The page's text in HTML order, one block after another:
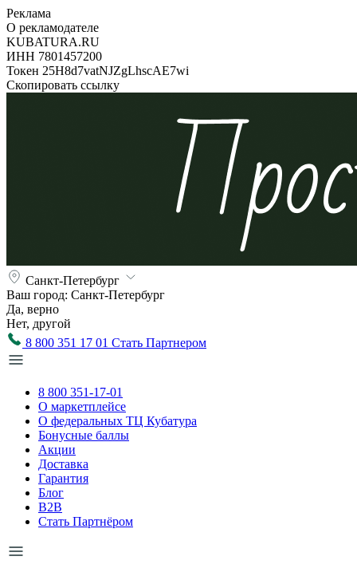
Реклама
О рекламодателе
KUBATURA.RU
ИНН 7801457200
Токен 25H8d7vatNJZgLhscAE7wi
Скопировать ссылку
Санкт-Петербург
Ваш город: Санкт-Петербург
Да, верно
Нет, другой
8 800 351 17 01 Стать Партнером
8 800 351-17-01
О маркетплейсе
О федеральных ТЦ Кубатура
Бонусные баллы
Акции
Доставка
Гарантия
Блог
B2B
Стать Партнёром